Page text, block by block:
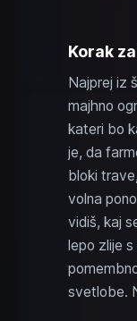
Korak
Najprej iz
majhno
kateri bo
je, da
bloki
volna
vidiš, kaj
lepo zlije
svetlobe.